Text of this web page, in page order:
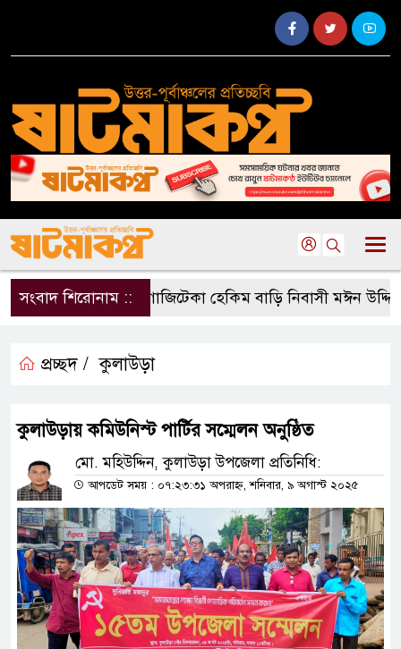
সংবাদ শিরোনাম ::গাজিটেকা হেকিম বাড়ি নিবাসী মঈন উদ্দিনের
প্রচ্ছদ / কুলাউড়া
কুলাউড়ায় কমিউনিস্ট পার্টির সম্মেলন অনুষ্ঠিত
মো. মহিউদ্দিন, কুলাউড়া উপজেলা প্রতিনিধি:
আপডেট সময় : ০৭:২৩:৩১ অপরাহ্ন, শনিবার, ৯ অগাস্ট ২০২৫